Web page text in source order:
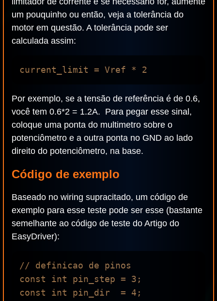
um pouquinho ou então, veja a tolerância do
motor em questão. A tolerância pode ser
calculada assim:
Por exemplo, se a tensão de referência é de 0.6,
você tem 0.6*2 = 1.2A. Para pegar esse sinal,
coloque uma ponta do multimetro sobre o
potenciômetro e a outra ponta no GND ao lado
direito do potenciômetro, na base.
Código de exemplo
Baseado no wiring supracitado, um código de
exemplo para esse teste pode ser esse (bastante
semelhante ao código de teste do Artigo do
EasyDriver):
// definicao de pinos
const int pin_step = 3;
const int pin_dir  = 4;